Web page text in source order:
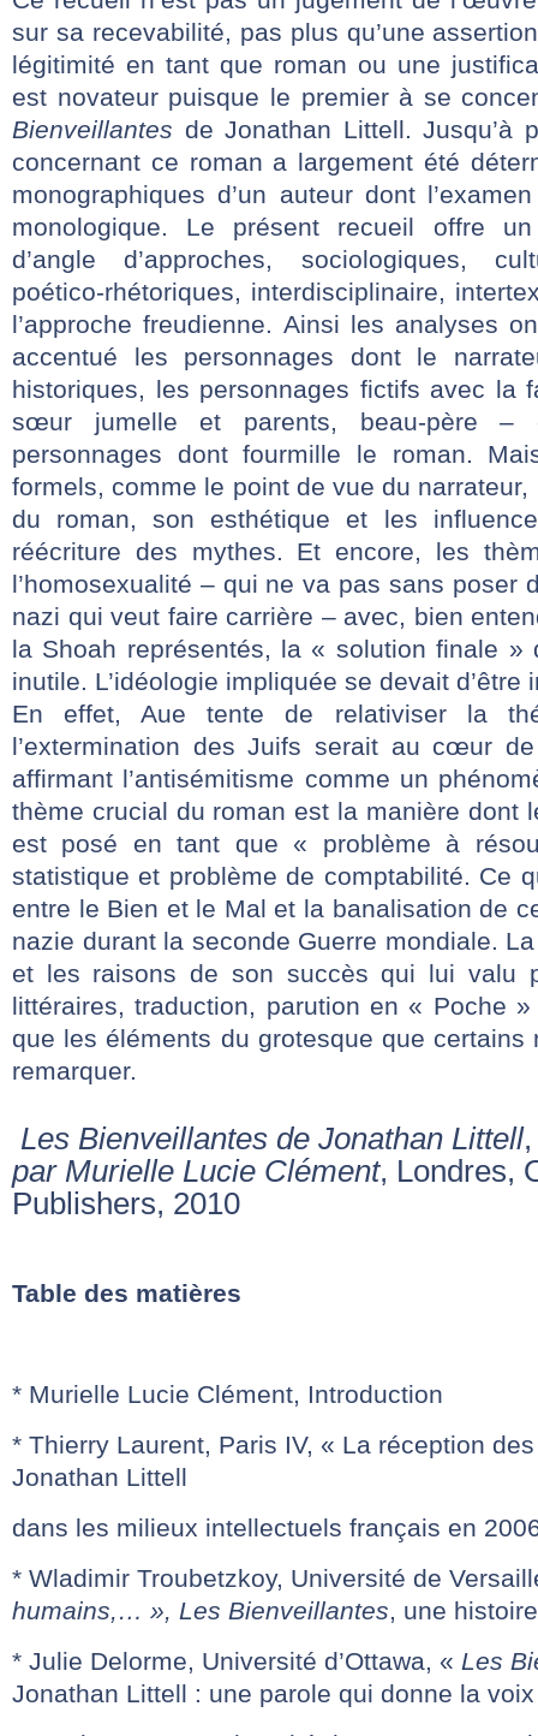
sur sa recevabilité, pas plus qu’une
légitimité en tant que roman ou une
est novateur puisque le premier à se
Bienveillantes de Jonathan Littell. Jusqu’à
concernant ce roman a largement été
monographiques d’un auteur dont
monologique. Le présent recueil offre
d’angle d’approches, sociologiques,
poético-rhétoriques, interdisciplinaire,
l’approche freudienne. Ainsi les analyses
accentué les personnages dont le
historiques, les personnages fictifs avec la
sœur jumelle et parents, beau-père
personnages dont fourmille le roman.
formels, comme le point de vue du narrateur,
du roman, son esthétique et les
réécriture des mythes. Et encore, les
l’homosexualité – qui ne va pas sans poser
nazi qui veut faire carrière – avec, bien
la Shoah représentés, la « solution finale »
inutile. L’idéologie impliquée se devait d’être
En effet, Aue tente de relativiser la
l’extermination des Juifs serait au cœur
affirmant l’antisémitisme comme un
thème crucial du roman est la manière dont
est posé en tant que « problème à
statistique et problème de comptabilité. Ce
entre le Bien et le Mal et la banalisation de
nazie durant la seconde Guerre mondiale.
et les raisons de son succès qui lui valu
littéraires, traduction, parution en « Poche
que les éléments du grotesque que certains
remarquer.
Les Bienveillantes de Jonathan Littell
par Murielle Lucie Clément, Londres,
Publishers, 2010
Table des matières
* Murielle Lucie Clément, Introduction
* Thierry Laurent, Paris IV, « La réception
Jonathan Littell
dans les milieux intellectuels français en
* Wladimir Troubetzkoy, Université de
humains,… », Les Bienveillantes, une
* Julie Delorme, Université d’Ottawa, « Les
Jonathan Littell : une parole qui donne la